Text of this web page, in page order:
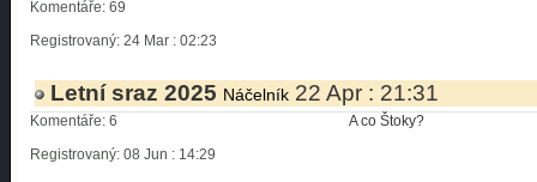
Komentáře: 69
Registrovaný: 24 Mar : 02:23
Letní sraz 2025 Náčelník 22 Apr : 21:31
Komentáře: 6
Registrovaný: 08 Jun : 14:29
A co Štoky?